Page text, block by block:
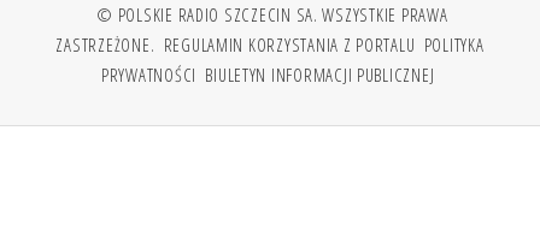
© POLSKIE RADIO SZCZECIN SA. WSZYSTKIE PRAWA
ZASTRZEŻONE. REGULAMIN KORZYSTANIA Z PORTALU POLITYKA
PRYWATNOŚCI BIULETYN INFORMACJI PUBLICZNEJ